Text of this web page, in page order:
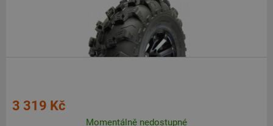
3 319 Kč
Momentálně nedostupné